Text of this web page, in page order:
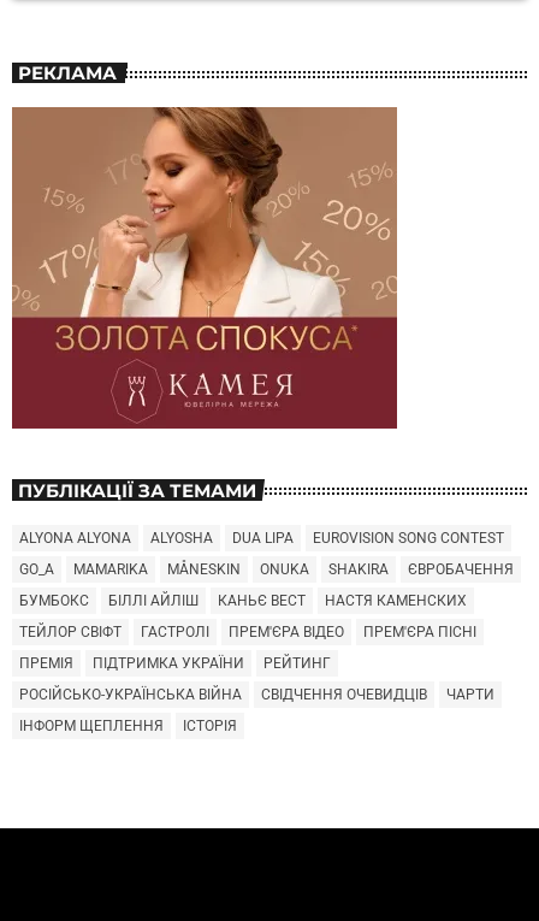
РЕКЛАМА
ПУБЛІКАЦІЇ ЗА ТЕМАМИ
ALYONA ALYONA ALYOSHA DUA LIPA
EUROVISION SONG CONTEST
GO_A
MAMARIKA MÅNESKIN ONUKA SHAKIRA
ЄВРОБАЧЕННЯ
БУМБОКС
БІЛЛІ АЙЛІШ КАНЬЄ ВЕСТ
НАСТЯ КАМЕНСКИХ
ТЕЙЛОР СВІФТ
ГАСТРОЛІ ПРЕМ'ЄРА ВІДЕО
ПРЕМ'ЄРА ПІСНІ
ПРЕМІЯ
ПІДТРИМКА УКРАЇНИ
РЕЙТИНГ
РОСІЙСЬКО-УКРАЇНСЬКА ВІЙНА
СВІДЧЕННЯ ОЧЕВИДЦІВ
ЧАРТИ
ІНФОРМ ЩЕПЛЕННЯ
ІСТОРІЯ